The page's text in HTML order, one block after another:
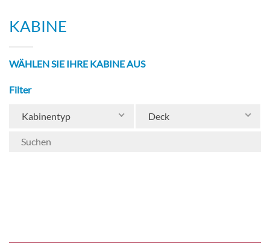
KABINE
WÄHLEN SIE IHRE KABINE AUS
Filter
Kabinentyp Deck